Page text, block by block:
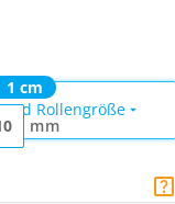
Rollengröße
1 cm
mm